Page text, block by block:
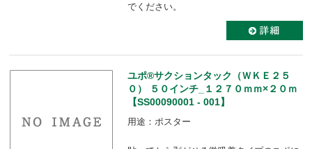
でください。
ユポ®サクションタック（ＷＫＥ２５
０） ５０インチ_１２７０ｍｍ×２０ｍ
【SS00090001 - 001】
用途：ポスター